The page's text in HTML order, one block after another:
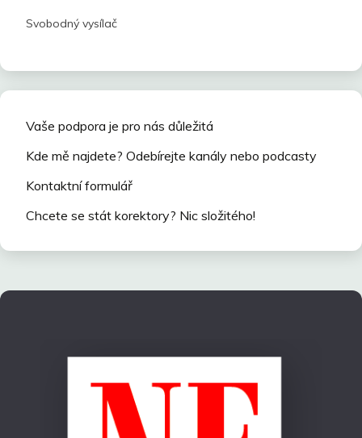
Svobodný vysílač
Vaše podpora je pro nás důležitá
Kde mě najdete? Odebírejte kanály nebo podcasty
Kontaktní formulář
Chcete se stát korektory? Nic složitého!